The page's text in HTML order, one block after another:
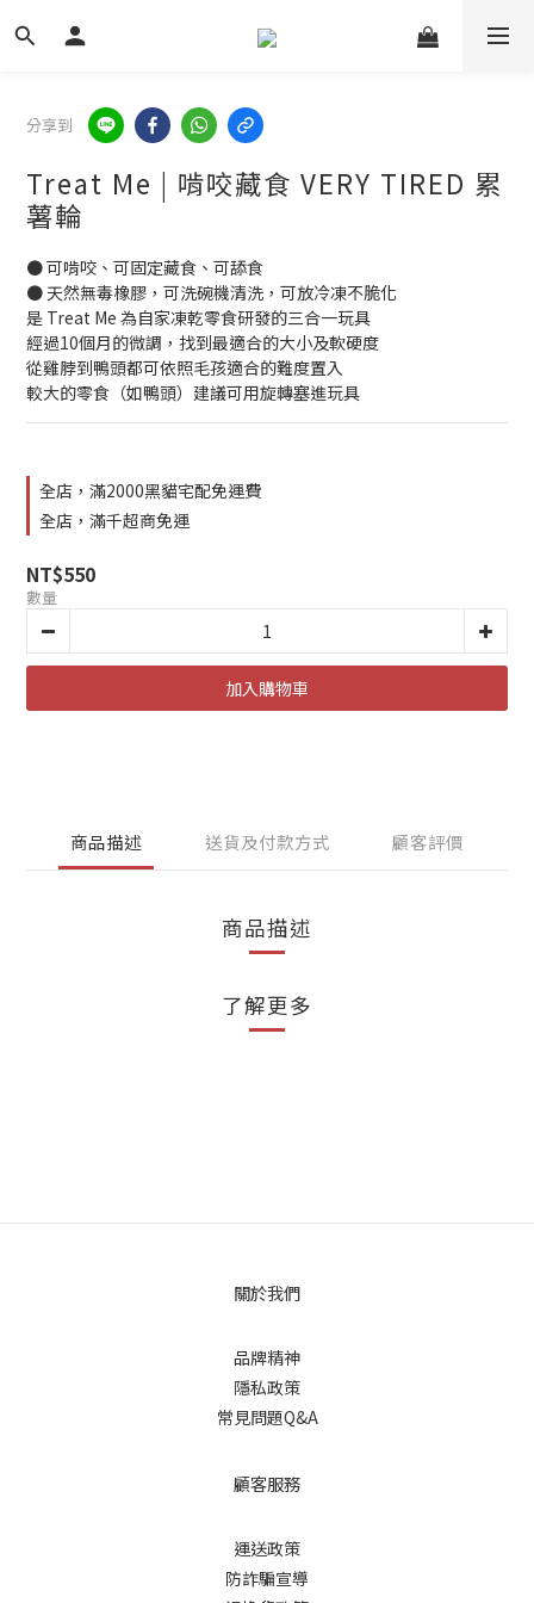
分享到
Treat Me | 啃咬藏食 VERY TIRED 累
薯輪
● 可啃咬、可固定藏食、可舔食
● 天然無毒橡膠，可洗碗機清洗，可放冷凍不脆化
是 Treat Me 為自家凍乾零食研發的三合一玩具
經過10個月的微調，找到最適合的大小及軟硬度
從雞脖到鴨頭都可依照毛孩適合的難度置入
較大的零食（如鴨頭）建議可用旋轉塞進玩具
全店，滿2000黑貓宅配免運費
全店，滿千超商免運
NT$550
數量
加入購物車
商品描述 送貨及付款方式 顧客評價
商品描述
了解更多
關於我們
品牌精神
隱私政策
常見問題Q&A
顧客服務
運送政策
防詐騙宣導